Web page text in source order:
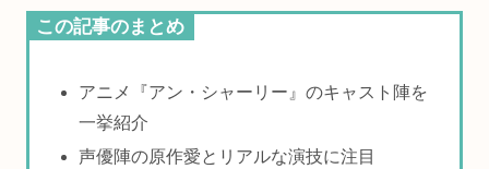
この記事のまとめ
アニメ『アン・シャーリー』のキャスト陣を
一挙紹介
声優陣の原作愛とリアルな演技に注目